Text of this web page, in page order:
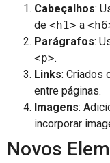
Cabeçalhos:
de <h1> a
Parágrafos:
<p>.
Links: Criados
entre páginas.
Imagens:
incorporar
Novos